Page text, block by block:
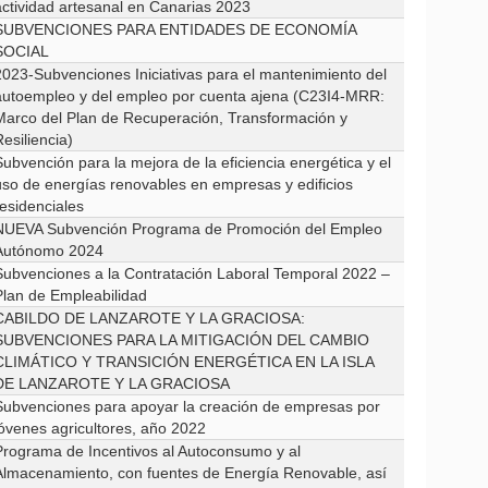
artesanal en Canarias 2023
PARA ENTIDADES DE ECONOMÍA
Subvenciones Iniciativas para el mantenimiento del
y del empleo por cuenta ajena (C23I4-MRR:
del Plan de Recuperación, Transformación y
para la mejora de la eficiencia energética y el
de energías renovables en empresas y edificios
Subvención Programa de Promoción del Empleo
2024
a la Contratación Laboral Temporal 2022 –
de Empleabilidad
DE LANZAROTE Y LA GRACIOSA:
PARA LA MITIGACIÓN DEL CAMBIO
Y TRANSICIÓN ENERGÉTICA EN LA ISLA
LANZAROTE Y LA GRACIOSA
para apoyar la creación de empresas por
agricultores, año 2022
de Incentivos al Autoconsumo y al
con fuentes de Energía Renovable, así